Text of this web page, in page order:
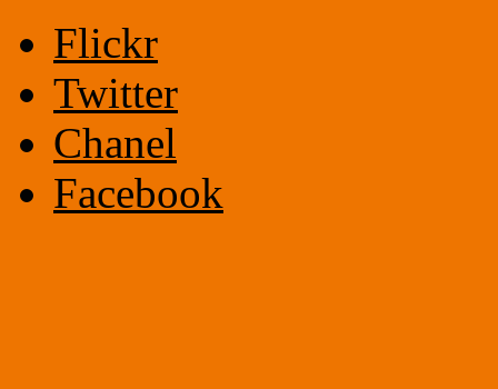
Flickr
Twitter
Chanel
Facebook